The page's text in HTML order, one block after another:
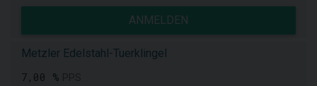
ANMELDEN
Metzler Edelstahl-Tuerklingel
7,00 %